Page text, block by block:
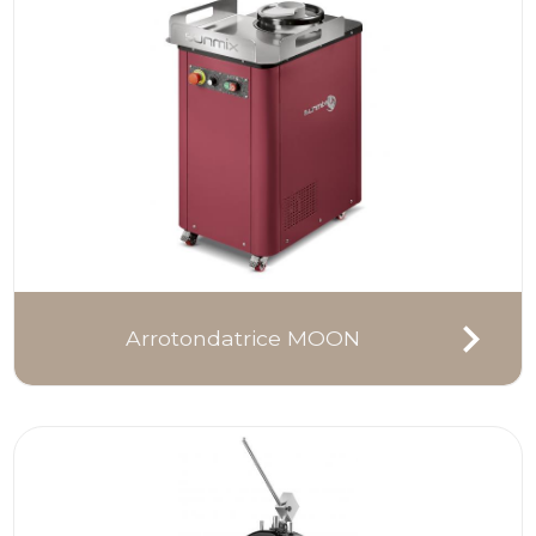
Arrotondatrice MOON